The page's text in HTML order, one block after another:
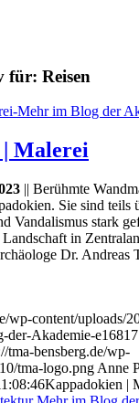
für: Reisen
Malerei
|| Berühmte
Sie sind teils
Vandalismus stark
in
Dr. Andreas
wp-content/uploads/
Akademie-
tma-bensberg.de/wp-
tma-logo.png Anne
Kappadokien |